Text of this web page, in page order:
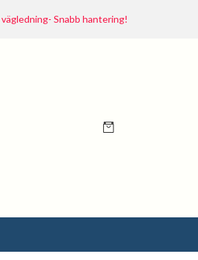
Snabb hantering!